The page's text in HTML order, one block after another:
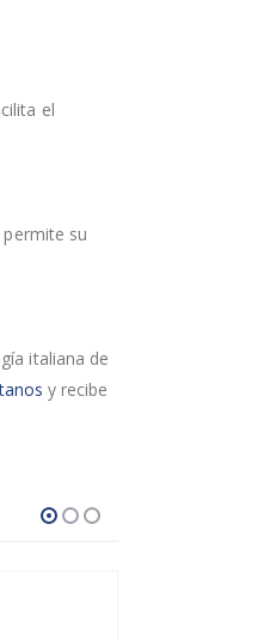
el
su
italiana de
y recibe